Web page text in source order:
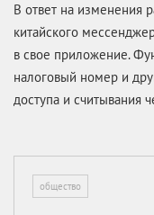
В ответ на изменения
китайского
в свое приложение.
налоговый номер и
доступа и считывания
общество